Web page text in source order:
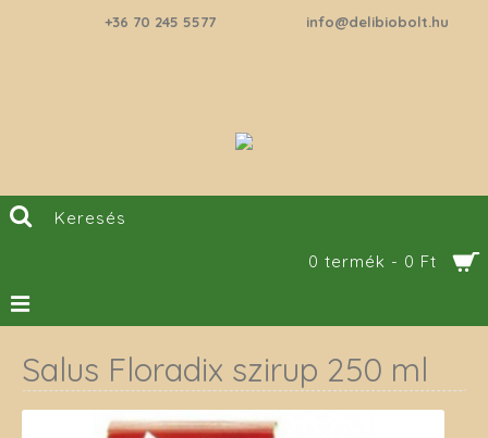
+36 70 245 5577 info@delibiobolt.hu
0 termék - 0 Ft
Salus Floradix szirup 250 ml